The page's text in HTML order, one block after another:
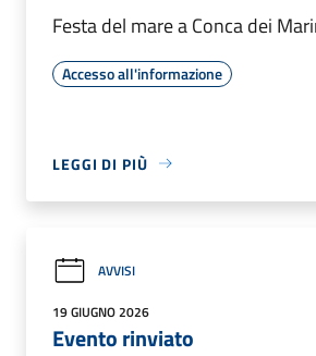
Festa del mare a Conca dei
Accesso all'informazione
LEGGI DI PIÙ
AVVISI
19 GIUGNO 2026
Evento rinviato